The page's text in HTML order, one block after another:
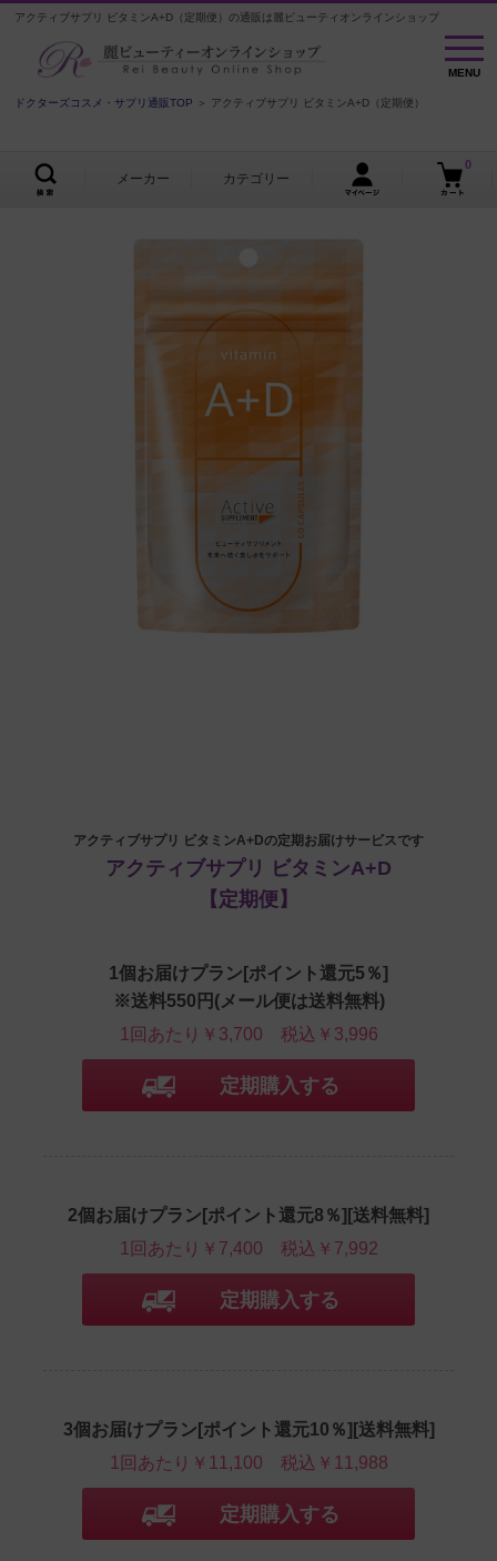
アクティブサプリ ビタミンA+D（定期便）の通販は麗ビューティオンラインショップ
MENU
MENU
ドクターズコスメ・サプリ通販TOP ＞ アクティブサプリ ビタミンA+D（定期便）
メーカー カテゴリー
0
アクティブサプリ ビタミンA+Dの定期お届けサービスです
アクティブサプリ ビタミンA+D
【定期便】
1個お届けプラン[ポイント還元5％]
※送料550円(メール便は送料無料)
1回あたり￥3,700
税込￥3,996
定期購入する
2個お届けプラン[ポイント還元8％][送料無料]
1回あたり￥7,400
税込￥7,992
定期購入する
3個お届けプラン[ポイント還元10％][送料無料]
1回あたり￥11,100
税込￥11,988
定期購入する